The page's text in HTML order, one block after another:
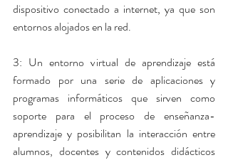
dispositivo conectado a internet, ya que son
entornos alojados en la red.
3: Un entorno virtual de aprendizaje está
formado por una serie de aplicaciones y
programas informáticos que sirven como
soporte para el proceso de enseñanza-
aprendizaje y posibilitan la interacción entre
alumnos, docentes y contenidos didácticos